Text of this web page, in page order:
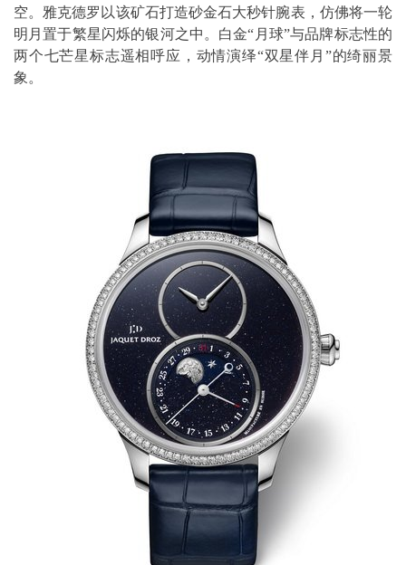
空。雅克德罗以该矿石打造砂金石大秒针腕表，仿佛将一轮
明月置于繁星闪烁的银河之中。白金“月球”与品牌标志性的
两个七芒星标志遥相呼应，动情演绎“双星伴月”的绮丽景
象。